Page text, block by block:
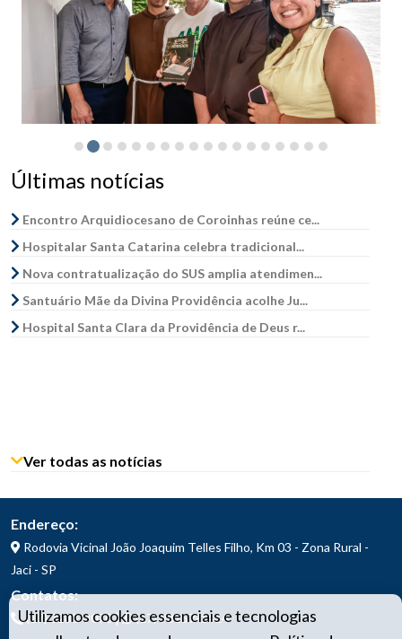
Últimas notícias
Encontro Arquidiocesano de Coroinhas reúne ce...
Hospitalar Santa Catarina celebra tradicional...
Nova contratualização do SUS amplia atendimen...
Santuário Mãe da Divina Providência acolhe Ju...
Hospital Santa Clara da Providência de Deus r...
Ver todas as notícias
Endereço:
Rodovia Vicinal João Joaquim Telles Filho, Km 03 - Zona Rural -
Jaci - SP
Contatos:
(17) 3283-9070| (17) 98157-1414
Utilizamos cookies essenciais e tecnologias